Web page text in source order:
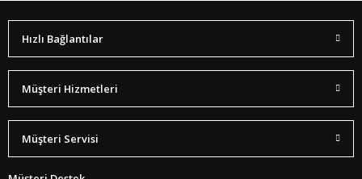
Hızlı Bağlantılar
Müşteri Hizmetleri
Müşteri Servisi